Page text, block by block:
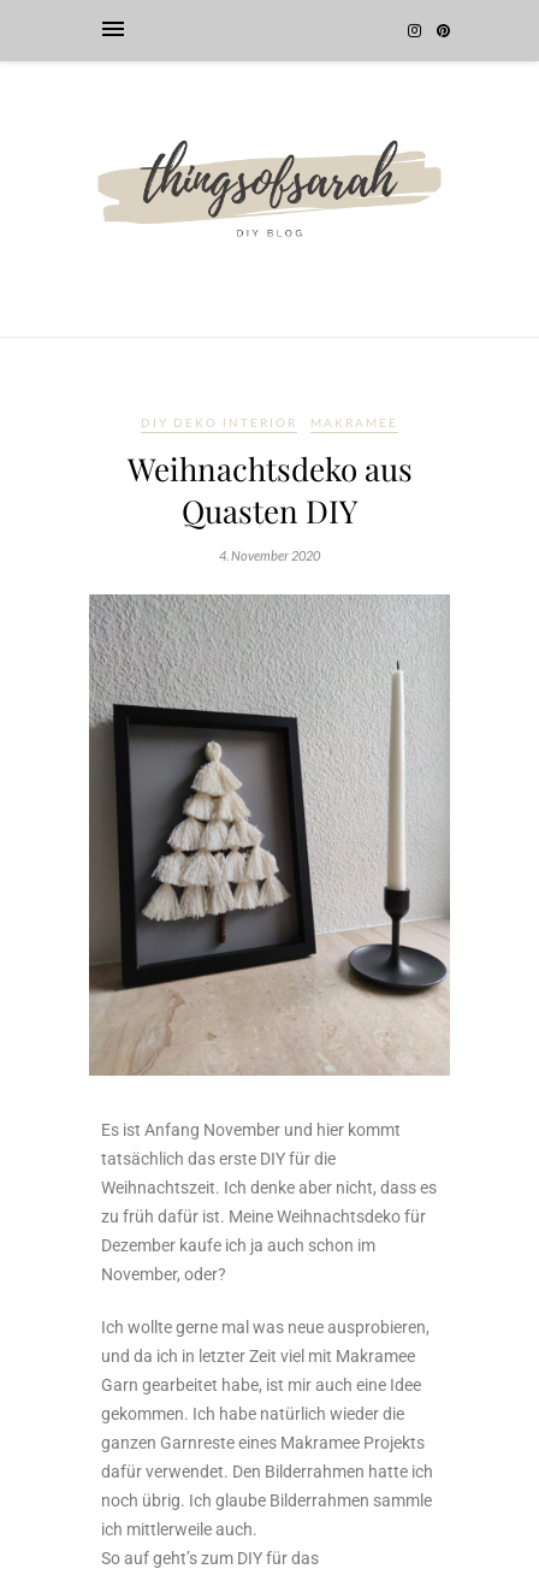
DIY DEKO INTERIOR MAKRAMEE
Weihnachtsdeko aus
Quasten DIY
4. November 2020
Es ist Anfang November und hier kommt
tatsächlich das erste DIY für die
Weihnachtszeit. Ich denke aber nicht, dass es
zu früh dafür ist. Meine Weihnachtsdeko für
Dezember kaufe ich ja auch schon im
November, oder?
Ich wollte gerne mal was neue ausprobieren,
und da ich in letzter Zeit viel mit Makramee
Garn gearbeitet habe, ist mir auch eine Idee
gekommen. Ich habe natürlich wieder die
ganzen Garnreste eines Makramee Projekts
dafür verwendet. Den Bilderrahmen hatte ich
noch übrig. Ich glaube Bilderrahmen sammle
ich mittlerweile auch.
So auf geht’s zum DIY für das